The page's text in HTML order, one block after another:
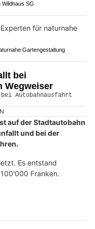
Wildhaus SG
Gartengestaltung
bei
Wegweiser
auf der Stadtautobahn
und bei der
Es entstand
Franken.